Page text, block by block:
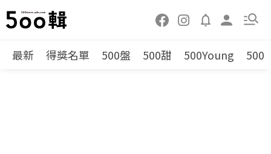
最新 得獎名單 500盤 500甜 500Young 500